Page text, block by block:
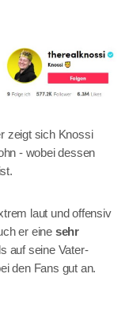
zeigt sich Knossi
- wobei dessen
laut und offensiv
er eine sehr
auf seine Vater-
den Fans gut an.